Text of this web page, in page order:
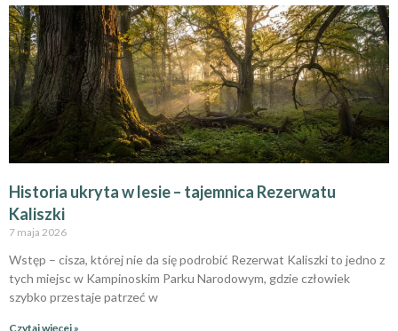
Historia ukryta w lesie – tajemnica Rezerwatu
Kaliszki
7 maja 2026
Wstęp – cisza, której nie da się podrobić Rezerwat Kaliszki to jedno z
tych miejsc w Kampinoskim Parku Narodowym, gdzie człowiek
szybko przestaje patrzeć w
Czytaj więcej »